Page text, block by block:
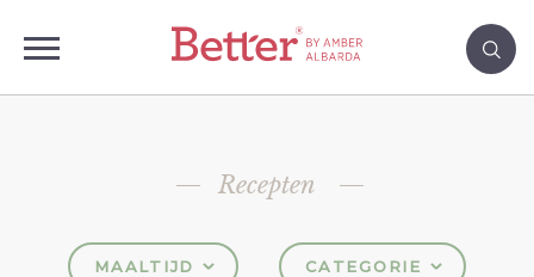
Recepten
MAALTIJD CATEGORIE